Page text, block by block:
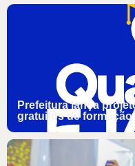
Prefeitura lança
gratuitos de